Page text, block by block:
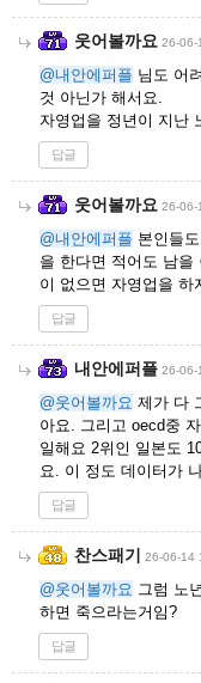
웃어볼까요 26-06-
@내안에퍼플 님도 어
것 아닌가 해서요.
자영업을 정년이 지난
답글
웃어볼까요 26-06-
@내안에퍼플 본인들
을 한다면 적어도 남
이 없으면 자영업을 하
답글
내안에퍼플 26-06-
@웃어볼까요 제가 다
아요. 그리고 oecd중
일해요 2위인 일본도
요. 이 정도 데이터가
답글
찬스패기 26-06-14
@웃어볼까요 그럼 노
하면 죽으라는거임?
답글